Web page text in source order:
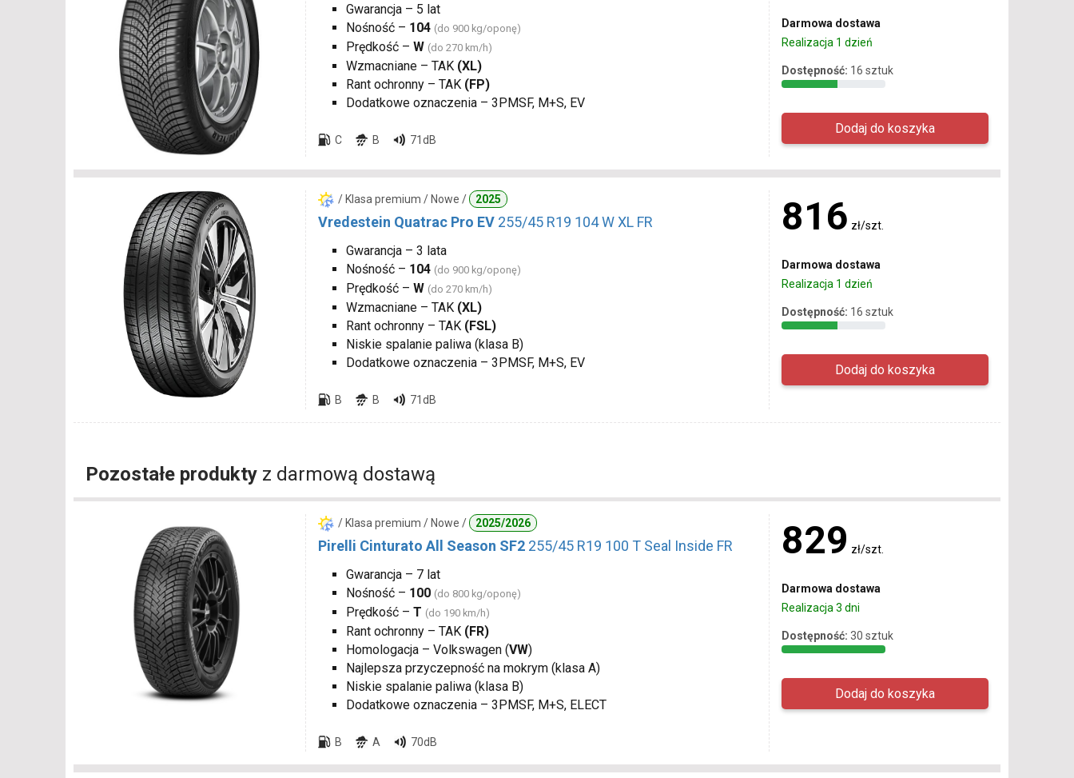
Gwarancja – 5 lat
Nośność – 104 (do 900 kg/oponę)
Prędkość – W (do 270 km/h)
Wzmacniane – TAK (XL)
Rant ochronny – TAK (FP)
Dodatkowe oznaczenia – 3PMSF, M+S, EV
C B 71dB
Darmowa dostawa
Realizacja 1 dzień
Dostępność: 16 sztuk
/ Klasa premium / Nowe / 2025
Vredestein Quatrac Pro EV 255/45 R19 104 W XL FR
Gwarancja – 3 lata
Nośność – 104 (do 900 kg/oponę)
Prędkość – W (do 270 km/h)
Wzmacniane – TAK (XL)
Rant ochronny – TAK (FSL)
Niskie spalanie paliwa (klasa B)
Dodatkowe oznaczenia – 3PMSF, M+S, EV
B B 71dB
816 zł/szt.
Darmowa dostawa
Realizacja 1 dzień
Dostępność: 16 sztuk
Pozostałe produkty z darmową dostawą
/ Klasa premium / Nowe / 2025/2026
Pirelli Cinturato All Season SF2 255/45 R19 100 T Seal Inside FR
Gwarancja – 7 lat
Nośność – 100 (do 800 kg/oponę)
Prędkość – T (do 190 km/h)
Rant ochronny – TAK (FR)
Homologacja – Volkswagen (VW)
Najlepsza przyczepność na mokrym (klasa A)
Niskie spalanie paliwa (klasa B)
Dodatkowe oznaczenia – 3PMSF, M+S, ELECT
B A 70dB
829 zł/szt.
Darmowa dostawa
Realizacja 3 dni
Dostępność: 30 sztuk